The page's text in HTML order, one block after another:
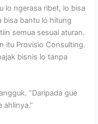
lo ngerasa ribet, lo bisa
bisa bantu lo hitung
semua sesuai aturan.
itu Provisio Consulting.
bisnis lo tanpa
“Daripada gue